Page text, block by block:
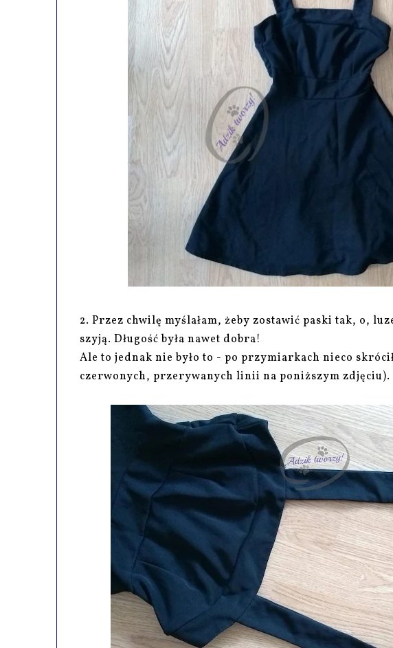
2. Przez chwilę myślałam, żeby zostawić paski tak, o,
szyją. Długość była nawet dobra!
Ale to jednak nie było to - po przymiarkach nieco
czerwonych, przerywanych linii na poniższym zdjęciu).